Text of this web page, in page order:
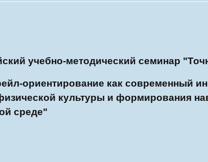
учебно-методический семинар
ориентирование как современный
культуры и формирования
среде"